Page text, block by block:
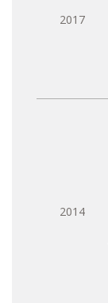
2017
2014